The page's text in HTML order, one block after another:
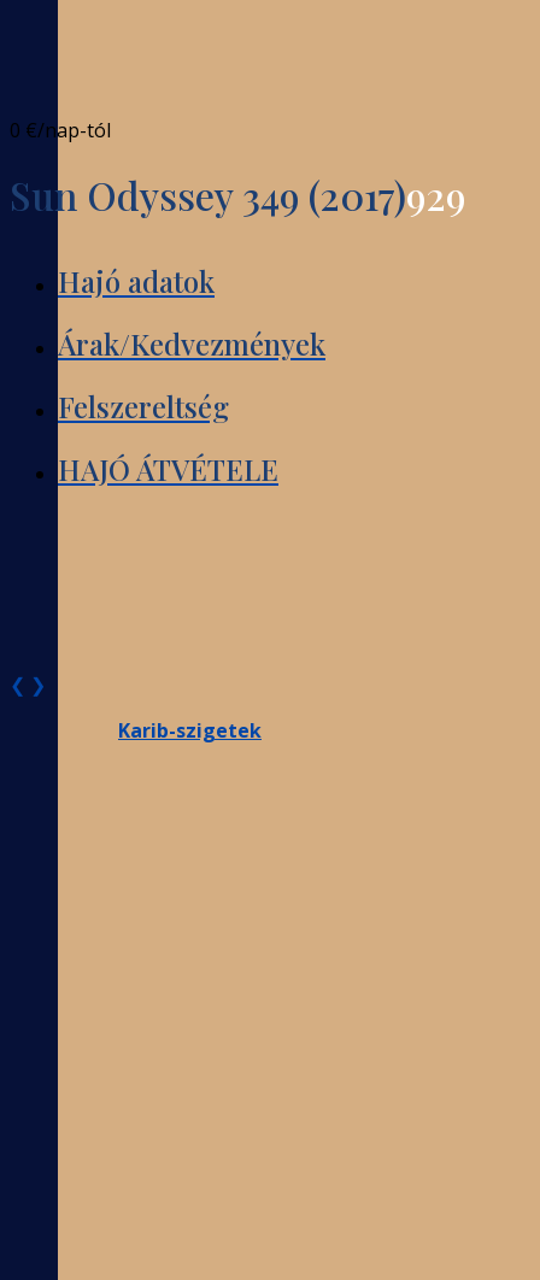
Karib-szigetek
0 €/nap-tól
Sun Odyssey 349 (2017)929
Hajó adatok
Árak/Kedvezmények
Felszereltség
HAJÓ ÁTVÉTELE
❮ ❯